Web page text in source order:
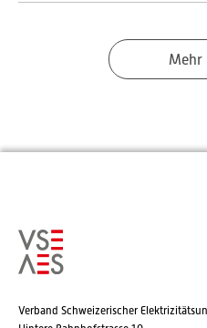
Mehr
Verband Schweizerischer